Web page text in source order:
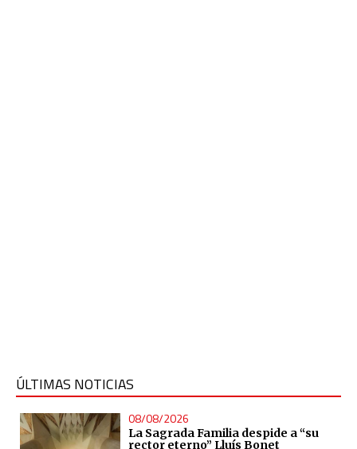
ÚLTIMAS NOTICIAS
08/08/2026
La Sagrada Familia despide a “su
rector eterno” Lluís Bonet